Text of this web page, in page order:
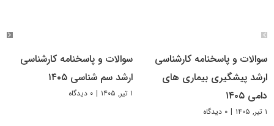
سوالات و پاسخنامه کارشناسی
ارشد پیشگیری بیماری های
دامی ۱۴۰۵
۱ تیر, ۱۴۰۵ | ۰ دیدگاه
سوالات و پاسخنامه کارشناسی
ارشد سم شناسی ۱۴۰۵
۱ تیر, ۱۴۰۵ | ۰ دیدگاه